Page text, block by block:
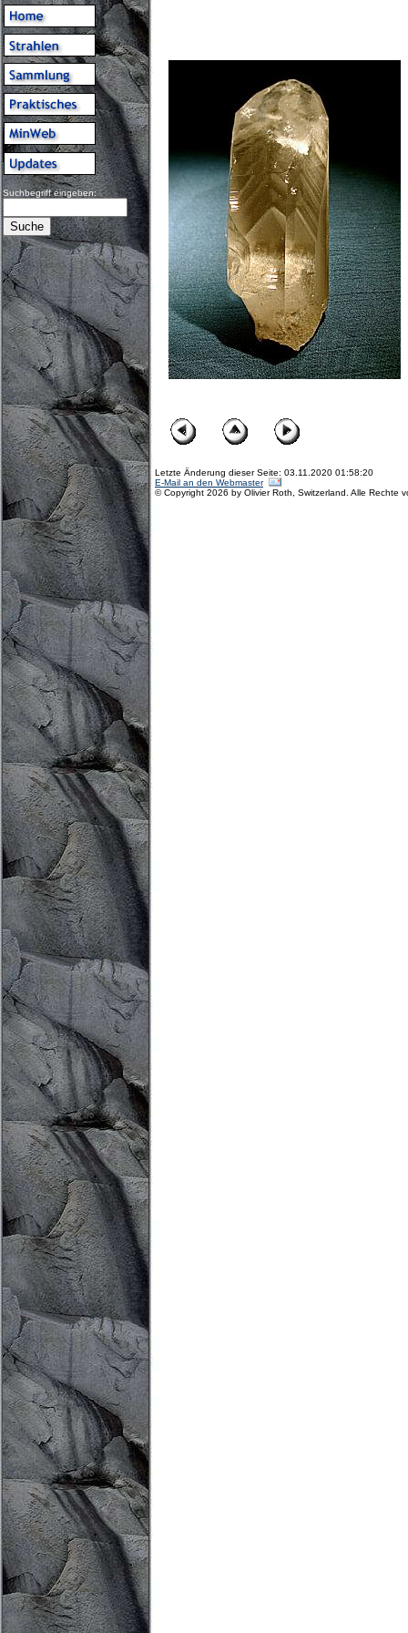
Suchbegriff eingeben:
Letzte Änderung dieser Seite: 03.11.2020 01:58:20
E-Mail an den Webmaster
© Copyright 2026 by Olivier Roth, Switzerland. Alle Rechte